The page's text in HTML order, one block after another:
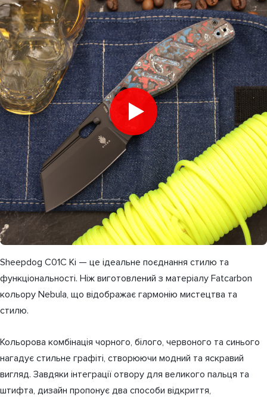
Sheepdog C01C Ki — це ідеальне поєднання стилю та
функціональності. Ніж виготовлений з матеріалу Fatcarbon
кольору Nebula, що відображає гармонію мистецтва та
стилю.
Кольорова комбінація чорного, білого, червоного та синього
нагадує стильне графіті, створюючи модний та яскравий
вигляд. Завдяки інтеграції отвору для великого пальця та
штифта, дизайн пропонує два способи відкриття,